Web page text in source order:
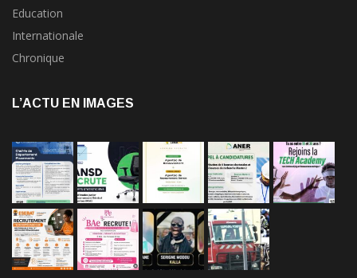
Education
Internationale
Chronique
L’ACTU EN IMAGES